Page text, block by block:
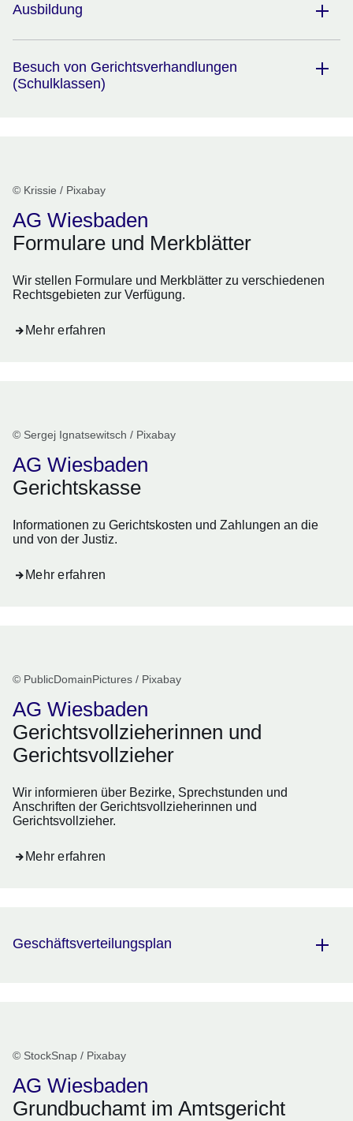
Ausbildung
Besuch von Gerichtsverhandlungen
(Schulklassen)
© Krissie / Pixabay
AG Wiesbaden
Formulare und Merkblätter
Wir stellen Formulare und Merkblätter zu verschiedenen
Rechtsgebieten zur Verfügung.
Mehr erfahren
© Sergej Ignatsewitsch / Pixabay
AG Wiesbaden
Gerichtskasse
Informationen zu Gerichtskosten und Zahlungen an die
und von der Justiz.
Mehr erfahren
© PublicDomainPictures / Pixabay
AG Wiesbaden
Gerichtsvollzieherinnen und
Gerichtsvollzieher
Wir informieren über Bezirke, Sprechstunden und
Anschriften der Gerichtsvollzieherinnen und
Gerichtsvollzieher.
Mehr erfahren
Geschäftsverteilungsplan
© StockSnap / Pixabay
AG Wiesbaden
Grundbuchamt im Amtsgericht